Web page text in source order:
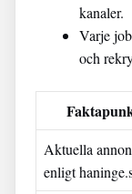
kanaler.
Varje
och
Aktuella
enligt